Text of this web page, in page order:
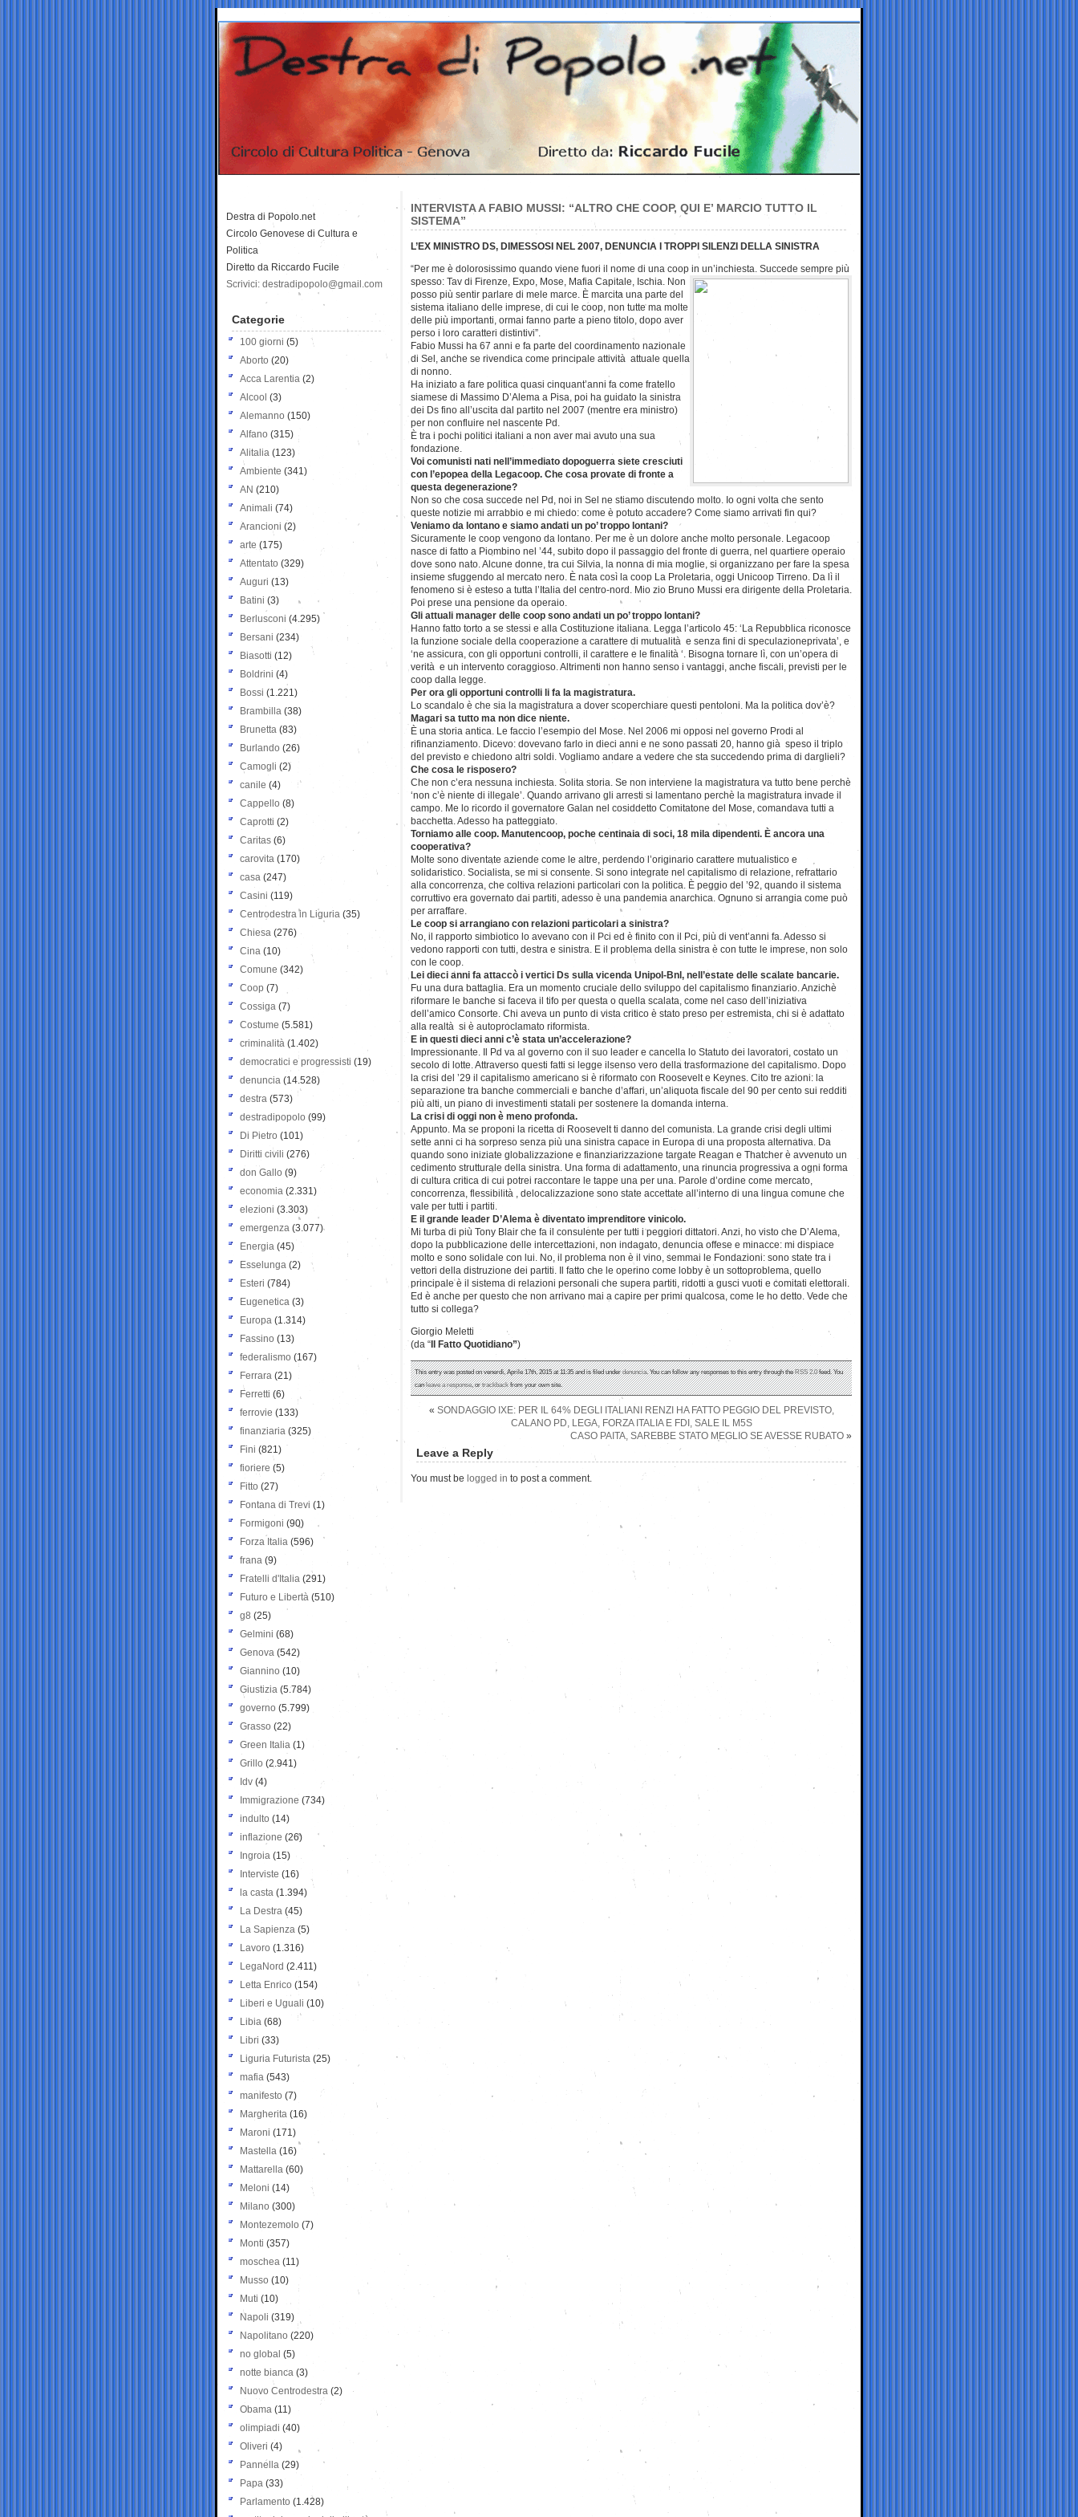
INTERVISTA A FABIO MUSSI: “ALTRO CHE COOP, QUI E’ MARCIO TUTTO IL
SISTEMA”
L’EX MINISTRO DS, DIMESSOSI NEL 2007, DENUNCIA I TROPPI SILENZI DELLA SINISTRA
“Per me è dolorosissimo quando viene fuori il nome di una coop in un’inchiesta. Succede sempre più
spesso: Tav di Firenze, Expo, Mose, Mafia Capitale, Ischia. Non
posso più sentir parlare di mele marce. È marcita una parte del
sistema italiano delle imprese, di cui le coop, non tutte ma molte
delle più importanti, ormai fanno parte a pieno titolo, dopo aver
perso i loro caratteri distintivi”.
Fabio Mussi ha 67 anni e fa parte del coordinamento nazionale
di Sel, anche se rivendica come principale attività attuale quella
di nonno.
Ha iniziato a fare politica quasi cinquant’anni fa come fratello
siamese di Massimo D’Alema a Pisa, poi ha guidato la sinistra
dei Ds fino all’uscita dal partito nel 2007 (mentre era ministro)
per non confluire nel nascente Pd.
È tra i pochi politici italiani a non aver mai avuto una sua
fondazione.
Voi comunisti nati nell’immediato dopoguerra siete cresciuti
con l’epopea della Legacoop. Che cosa provate di fronte a
questa degenerazione?
Non so che cosa succede nel Pd, noi in Sel ne stiamo discutendo molto. Io ogni volta che sento
queste notizie mi arrabbio e mi chiedo: come è potuto accadere? Come siamo arrivati fin qui?
Veniamo da lontano e siamo andati un po’ troppo lontani?
Sicuramente le coop vengono da lontano. Per me è un dolore anche molto personale. Legacoop
nasce di fatto a Piombino nel ’44, subito dopo il passaggio del fronte di guerra, nel quartiere operaio
dove sono nato. Alcune donne, tra cui Silvia, la nonna di mia moglie, si organizzano per fare la spesa
insieme sfuggendo al mercato nero. È nata così la coop La Proletaria, oggi Unicoop Tirreno. Da lì il
fenomeno si è esteso a tutta l’Italia del centro-nord. Mio zio Bruno Mussi era dirigente della Proletaria.
Poi prese una pensione da operaio.
Gli attuali manager delle coop sono andati un po’ troppo lontani?
Hanno fatto torto a se stessi e alla Costituzione italiana. Legga l’articolo 45: ‘La Repubblica riconosce
la funzione sociale della cooperazione a carattere di mutualità e senza fini di speculazioneprivata’, e
‘ne assicura, con gli opportuni controlli, il carattere e le finalità ‘. Bisogna tornare lì, con un’opera di
verità e un intervento coraggioso. Altrimenti non hanno senso i vantaggi, anche fiscali, previsti per le
coop dalla legge.
Per ora gli opportuni controlli li fa la magistratura.
Lo scandalo è che sia la magistratura a dover scoperchiare questi pentoloni. Ma la politica dov’è?
Magari sa tutto ma non dice niente.
È una storia antica. Le faccio l’esempio del Mose. Nel 2006 mi opposi nel governo Prodi al
rifinanziamento. Dicevo: dovevano farlo in dieci anni e ne sono passati 20, hanno già speso il triplo
del previsto e chiedono altri soldi. Vogliamo andare a vedere che sta succedendo prima di darglieli?
Che cosa le risposero?
Che non c’era nessuna inchiesta. Solita storia. Se non interviene la magistratura va tutto bene perchè
‘non c’è niente di illegale’. Quando arrivano gli arresti si lamentano perchè la magistratura invade il
campo. Me lo ricordo il governatore Galan nel cosiddetto Comitatone del Mose, comandava tutti a
bacchetta. Adesso ha patteggiato.
Torniamo alle coop. Manutencoop, poche centinaia di soci, 18 mila dipendenti. È ancora una
cooperativa?
Molte sono diventate aziende come le altre, perdendo l’originario carattere mutualistico e
solidaristico. Socialista, se mi si consente. Si sono integrate nel capitalismo di relazione, refrattario
alla concorrenza, che coltiva relazioni particolari con la politica. È peggio del ’92, quando il sistema
corruttivo era governato dai partiti, adesso è una pandemia anarchica. Ognuno si arrangia come può
per arraffare.
Le coop si arrangiano con relazioni particolari a sinistra?
No, il rapporto simbiotico lo avevano con il Pci ed è finito con il Pci, più di vent’anni fa. Adesso si
vedono rapporti con tutti, destra e sinistra. E il problema della sinistra è con tutte le imprese, non solo
con le coop.
Lei dieci anni fa attaccò i vertici Ds sulla vicenda Unipol-Bnl, nell’estate delle scalate bancarie.
Fu una dura battaglia. Era un momento cruciale dello sviluppo del capitalismo finanziario. Anzichè
riformare le banche si faceva il tifo per questa o quella scalata, come nel caso dell’iniziativa
dell’amico Consorte. Chi aveva un punto di vista critico è stato preso per estremista, chi si è adattato
alla realtà si è autoproclamato riformista.
E in questi dieci anni c’è stata un’accelerazione?
Impressionante. Il Pd va al governo con il suo leader e cancella lo Statuto dei lavoratori, costato un
secolo di lotte. Attraverso questi fatti si legge ilsenso vero della trasformazione del capitalismo. Dopo
la crisi del ’29 il capitalismo americano si è riformato con Roosevelt e Keynes. Cito tre azioni: la
separazione tra banche commerciali e banche d’affari, un’aliquota fiscale del 90 per cento sui redditi
più alti, un piano di investimenti statali per sostenere la domanda interna.
La crisi di oggi non è meno profonda.
Appunto. Ma se proponi la ricetta di Roosevelt ti danno del comunista. La grande crisi degli ultimi
sette anni ci ha sorpreso senza più una sinistra capace in Europa di una proposta alternativa. Da
quando sono iniziate globalizzazione e finanziarizzazione targate Reagan e Thatcher è avvenuto un
cedimento strutturale della sinistra. Una forma di adattamento, una rinuncia progressiva a ogni forma
di cultura critica di cui potrei raccontare le tappe una per una. Parole d’ordine come mercato,
concorrenza, flessibilità , delocalizzazione sono state accettate all’interno di una lingua comune che
vale per tutti i partiti.
E il grande leader D’Alema è diventato imprenditore vinicolo.
Mi turba di più Tony Blair che fa il consulente per tutti i peggiori dittatori. Anzi, ho visto che D’Alema,
dopo la pubblicazione delle intercettazioni, non indagato, denuncia offese e minacce: mi dispiace
molto e sono solidale con lui. No, il problema non è il vino, semmai le Fondazioni: sono state tra i
vettori della distruzione dei partiti. Il fatto che le operino come lobby è un sottoproblema, quello
principale è il sistema di relazioni personali che supera partiti, ridotti a gusci vuoti e comitati elettorali.
Ed è anche per questo che non arrivano mai a capire per primi qualcosa, come le ho detto. Vede che
tutto si collega?
Giorgio Meletti
(da “ Il Fatto Quotidiano”)
This entry was posted on venerdì, Aprile 17th, 2015 at 11:35 and is filed underdenuncia. You can follow any responses to this entry through theRSS 2.0feed. You
canleave a response, ortrackbackfrom your own site.
« SONDAGGIO IXE: PER IL 64% DEGLI ITALIANI RENZI HA FATTO PEGGIO DEL PREVISTO,
CALANO PD, LEGA, FORZA ITALIA E FDI, SALE IL M5S
CASO PAITA, SAREBBE STATO MEGLIO SE AVESSE RUBATO »
Leave a Reply
You must be logged in to post a comment.
Destra di Popolo.net
Circolo Genovese di Cultura e
Politica
Diretto da Riccardo Fucile
Scrivici: destradipopolo@gmail.com
Categorie
100 giorni (5)
Aborto (20)
Acca Larentia (2)
Alcool (3)
Alemanno (150)
Alfano (315)
Alitalia (123)
Ambiente (341)
AN (210)
Animali (74)
Arancioni (2)
arte (175)
Attentato (329)
Auguri (13)
Batini (3)
Berlusconi (4.295)
Bersani (234)
Biasotti (12)
Boldrini (4)
Bossi (1.221)
Brambilla (38)
Brunetta (83)
Burlando (26)
Camogli (2)
canile (4)
Cappello (8)
Caprotti (2)
Caritas (6)
carovita (170)
casa (247)
Casini (119)
Centrodestra in Liguria (35)
Chiesa (276)
Cina (10)
Comune (342)
Coop (7)
Cossiga (7)
Costume (5.581)
criminalità (1.402)
democratici e progressisti (19)
denuncia (14.528)
destra (573)
destradipopolo (99)
Di Pietro (101)
Diritti civili (276)
don Gallo (9)
economia (2.331)
elezioni (3.303)
emergenza (3.077)
Energia (45)
Esselunga (2)
Esteri (784)
Eugenetica (3)
Europa (1.314)
Fassino (13)
federalismo (167)
Ferrara (21)
Ferretti (6)
ferrovie (133)
finanziaria (325)
Fini (821)
fioriere (5)
Fitto (27)
Fontana di Trevi (1)
Formigoni (90)
Forza Italia (596)
frana (9)
Fratelli d'Italia (291)
Futuro e Libertà (510)
g8 (25)
Gelmini (68)
Genova (542)
Giannino (10)
Giustizia (5.784)
governo (5.799)
Grasso (22)
Green Italia (1)
Grillo (2.941)
Idv (4)
Immigrazione (734)
indulto (14)
inflazione (26)
Ingroia (15)
Interviste (16)
la casta (1.394)
La Destra (45)
La Sapienza (5)
Lavoro (1.316)
LegaNord (2.411)
Letta Enrico (154)
Liberi e Uguali (10)
Libia (68)
Libri (33)
Liguria Futurista (25)
mafia (543)
manifesto (7)
Margherita (16)
Maroni (171)
Mastella (16)
Mattarella (60)
Meloni (14)
Milano (300)
Montezemolo (7)
Monti (357)
moschea (11)
Musso (10)
Muti (10)
Napoli (319)
Napolitano (220)
no global (5)
notte bianca (3)
Nuovo Centrodestra (2)
Obama (11)
olimpiadi (40)
Oliveri (4)
Pannella (29)
Papa (33)
Parlamento (1.428)